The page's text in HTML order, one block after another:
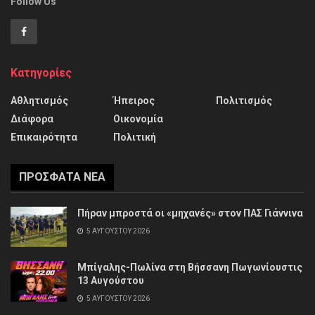
Κατηγορίες
Αθλητισμός
Διάφορα
Επικαιρότητα
Ήπειρος
Οικονομία
Πολιτική
Πολιτισμός
ΠΡΌΣΦΑΤΑ ΝΈΑ
Πήραν μπροστά οι «μηχανές» στον ΠΑΣ Γιάννινα
5 ΑΥΓΟΎΣΤΟΥ 2026
Μπίγαλης-Πωλίνα στη Βήσσανη Πωγωνίουστις
13 Αυγούστου
5 ΑΥΓΟΎΣΤΟΥ 2026